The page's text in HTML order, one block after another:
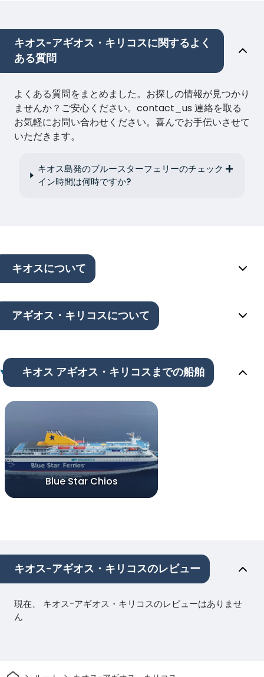
キオス-アギオス・キリコスに関するよく
ある質問
よくある質問をまとめました。お探しの情報が見つかり
ませんか？ご安心ください。contact_us 連絡を取る
お気軽にお問い合わせください。喜んでお手伝いさせて
いただきます。
キオス島発のブルースターフェリーのチェック
イン時間は何時ですか?
キオスについて
アギオス・キリコスについて
キオス アギオス・キリコスまでの船舶
Blue Star Chios
キオス-アギオス・キリコスのレビュー
現在、 キオス-アギオス・キリコスのレビューはありませ
ん
家